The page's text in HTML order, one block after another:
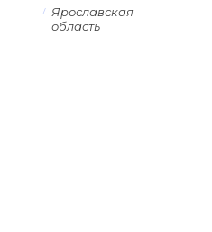
Ярославская
область